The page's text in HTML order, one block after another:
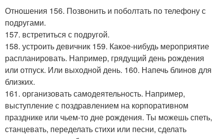
Отношения 156. Позвонить и поболтать по телефону с
подругами.
157. встретиться с подругой.
158. устроить девичник 159. Какое-нибудь мероприятие
распланировать. Например, грядущий день рождения
или отпуск. Или выходной день. 160. Напечь блинов для
близких.
161. организовать самодеятельность. Например,
выступление с поздравлением на корпоративном
празднике или чьем-то дне рождения. Ты можешь спеть,
станцевать, переделать стихи или песни, сделать